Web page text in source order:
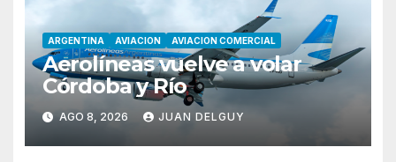
ARGENTINA AVIACION AVIACION COMERCIAL
Aerolíneas vuelve a volar
Córdoba y Río
AGO 8, 2026 JUAN DELGUY